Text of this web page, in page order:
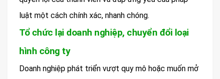
luật một cách chính xác, nhanh chóng.
Tổ chức lại doanh nghiệp, chuyển đổi loại
hình công ty
Doanh nghiệp phát triển vượt quy mô hoặc muốn mở